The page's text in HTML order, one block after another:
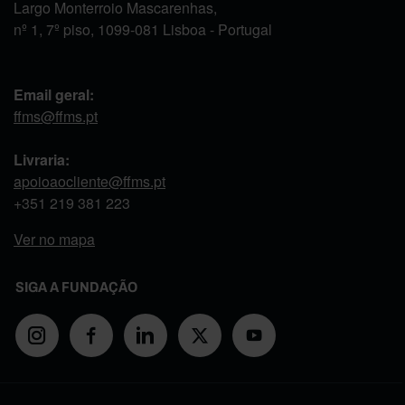
Largo Monterroio Mascarenhas,
nº 1, 7º piso, 1099-081 Lisboa - Portugal
Email geral:
ffms@ffms.pt
Livraria:
apoioaocliente@ffms.pt
+351 219 381 223
Ver no mapa
SIGA A FUNDAÇÃO